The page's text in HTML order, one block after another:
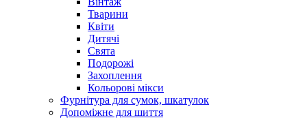
Тварини
Квіти
Дитячі
Свята
Подорожі
Захоплення
Кольорові мікси
Фурнітура для сумок, шкатулок
Допоміжне для шиття